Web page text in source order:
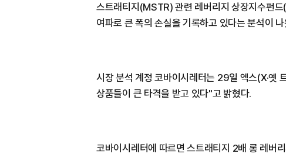
스트래티지(MSTR) 관련 레버리지 상장지수펀
여파로 큰 폭의 손실을 기록하고 있다는 분석이 나
시장 분석 계정 코바이시레터는 29일 엑스(X·옛
상품들이 큰 타격을 받고 있다"고 밝혔다.
코바이시레터에 따르면 스트래티지 2배 롱 레버